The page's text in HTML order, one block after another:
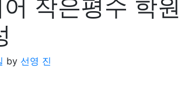
작은평수 학
by 선영 진